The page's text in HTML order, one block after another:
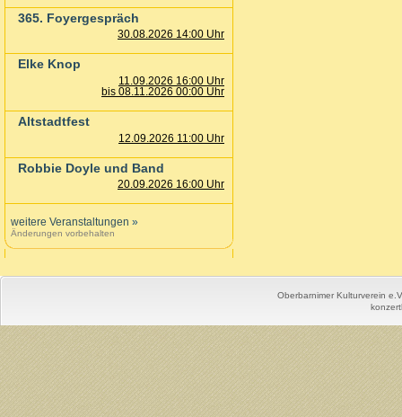
365. Foyergespräch
30.08.2026 14:00 Uhr
Elke Knop
11.09.2026 16:00 Uhr
bis 08.11.2026 00:00 Uhr
Altstadtfest
12.09.2026 11:00 Uhr
Robbie Doyle und Band
20.09.2026 16:00 Uhr
weitere Veranstaltungen »
Änderungen vorbehalten
Oberbarnimer Kulturverein